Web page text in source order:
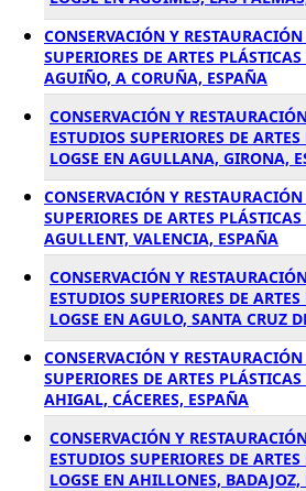
CONSERVACIÓN Y
SUPERIORES DE ARTES
AGUIÑO, A CORUÑA, ESPAÑA
CONSERVACIÓN Y
ESTUDIOS SUPERIORES DE
LOGSE EN AGULLANA, GIRONA,
CONSERVACIÓN Y
SUPERIORES DE ARTES
AGULLENT, VALENCIA, ESPAÑA
CONSERVACIÓN Y
ESTUDIOS SUPERIORES DE
LOGSE EN AGULO, SANTA CRUZ
CONSERVACIÓN Y
SUPERIORES DE ARTES
AHIGAL, CÁCERES, ESPAÑA
CONSERVACIÓN Y
ESTUDIOS SUPERIORES DE
LOGSE EN AHILLONES, BADAJOZ,